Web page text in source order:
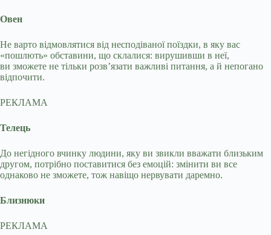
Овен
Не варто відмовлятися від несподіваної поїздки, в яку вас
«пошлють» обставини, що склалися: вирушивши в неї,
ви зможете не тільки розв’язати важливі питання, а й непогано
відпочити.
РЕКЛАМА
Телець
До негідного вчинку людини, яку ви звикли вважати близьким
другом, потрібно поставитися без емоцій: змінити ви все
однаково не зможете, тож навіщо нервувати даремно.
Близнюки
РЕКЛАМА